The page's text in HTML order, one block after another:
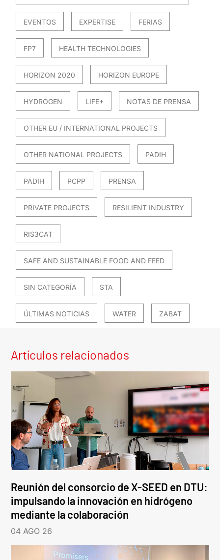
EVENTOS EXPERTISE FERIAS
FP7 HEALTH TECHNOLOGIES
HORIZON 2020 HORIZON EUROPE
HYDROGEN LIFE+ NOTAS DE PRENSA
OTHER EU / INTERNATIONAL PROJECTS
OTHER NATIONAL PROJECTS PADIH
PADIH PCPP PRENSA
PRIVATE PROJECTS RESILIENT INDUSTRY
RIS3CAT
SAFE AND SUSTAINABLE FOOD AND FEED
SIN CATEGORÍA STA
ÚLTIMAS NOTICIAS WATER ZABAT
Artículos relacionados
Reunión del consorcio de X-SEED en DTU:
impulsando la innovación en hidrógeno
mediante la colaboración
04 AGO 26